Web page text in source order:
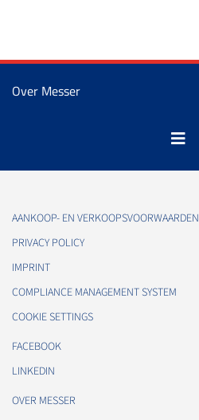
Over Messer
AANKOOP- EN VERKOOPSVOORWAARDEN
PRIVACY POLICY
IMPRINT
COMPLIANCE MANAGEMENT SYSTEM
COOKIE SETTINGS
FACEBOOK
LINKEDIN
OVER MESSER